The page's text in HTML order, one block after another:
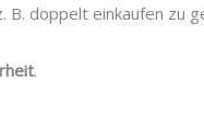
doppelt einkaufen zu
.